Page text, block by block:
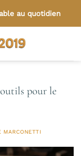
au quotidien
pour le
MARCONETTI